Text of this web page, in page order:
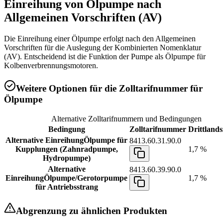
Einreihung von Ölpumpe nach
Allgemeinen Vorschriften (AV)
Die Einreihung einer Ölpumpe erfolgt nach den Allgemeinen
Vorschriften für die Auslegung der Kombinierten Nomenklatur
(AV). Entscheidend ist die Funktion der Pumpe als Ölpumpe für
Kolbenverbrennungsmotoren.
Weitere Optionen für die Zolltarifnummer für
Ölpumpe
Alternative Zolltarifnummern und Bedingungen
Bedingung
Zolltarifnummer
Alternative EinreihungÖlpumpe für
Kupplungen (Zahnradpumpe,
Hydropumpe)
8413.60.31.90.0
1,7 %
Alternative
EinreihungÖlpumpe/Gerotorpumpe
für Antriebsstrang
8413.60.39.90.0
1,7 %
Abgrenzung zu ähnlichen Produkten